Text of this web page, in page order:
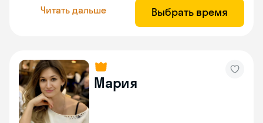
Читать дальше Выбрать время
Мария